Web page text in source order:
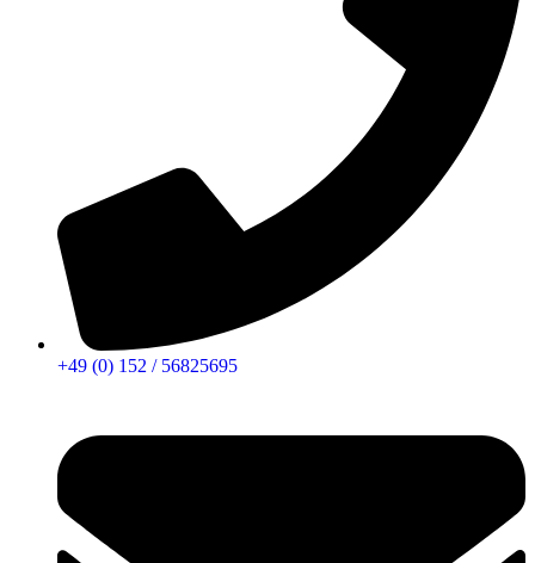
+49 (0) 152 / 56825695